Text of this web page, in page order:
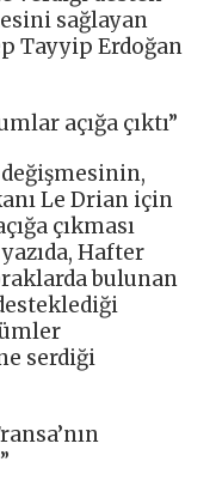
sağlayan
Tayyip Erdoğan
açığa çıktı”
değişmesinin,
Le Drian için
çıkması
Hafter
bulunan
serdiği